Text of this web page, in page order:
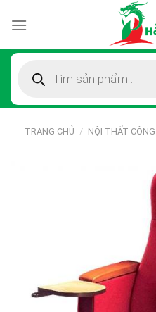
kiếm
TRANG CHỦ / NỘI THẤT